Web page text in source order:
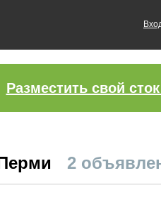
Разместить свой
2